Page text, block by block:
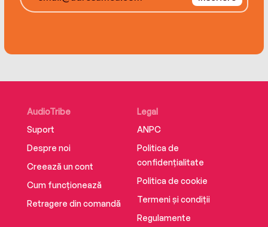
Eloise gets a lot more than she bargained for.
AudioTribe
Suport
Despre noi
Creează un cont
Cum funcționează
Retragere din comandă
Legal
ANPC
Politica de
confidențialitate
Politica de cookie
Termeni și condiții
Regulamente